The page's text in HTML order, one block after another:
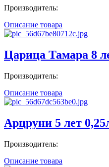
Производитель:
Описание товара
Царица Тамара 8
Производитель:
Описание товара
Арцруни 5 лет
Производитель:
Описание товара